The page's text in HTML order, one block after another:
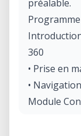
préalable.
360
• Prise en
•
Module